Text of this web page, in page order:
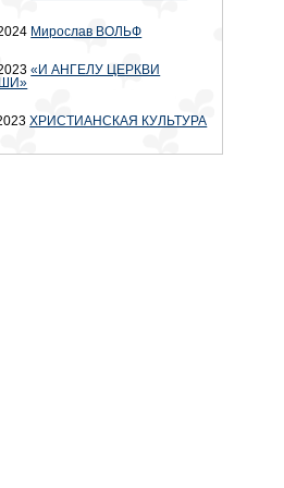
Мирослав ВОЛЬФ
«И АНГЕЛУ ЦЕРКВИ
ХРИСТИАНСКАЯ КУЛЬТУРА